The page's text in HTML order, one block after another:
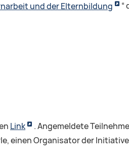
und der Elternbildung “
Link
. Angemeldete
einen Organisator der